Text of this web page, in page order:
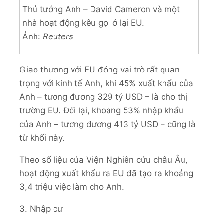
Thủ tướng Anh – David Cameron và một
nhà hoạt động kêu gọi ở lại EU.
Ảnh: Reuters
Giao thương với EU đóng vai trò rất quan
trọng với kinh tế Anh, khi 45% xuất khẩu của
Anh – tương đương 329 tỷ USD – là cho thị
trường EU. Đổi lại, khoảng 53% nhập khẩu
của Anh – tương đương 413 tỷ USD – cũng là
từ khối này.
Theo số liệu của Viện Nghiên cứu châu Âu,
hoạt động xuất khẩu ra EU đã tạo ra khoảng
3,4 triệu việc làm cho Anh.
3. Nhập cư